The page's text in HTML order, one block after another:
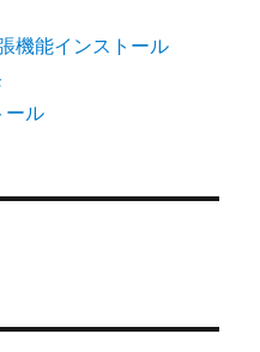
機能インストール
ル